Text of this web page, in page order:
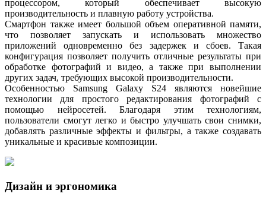
процессором, который обеспечивает высокую
производительность и плавную работу устройства.
Смартфон также имеет большой объем оперативной памяти,
что позволяет запускать и использовать множество
приложений одновременно без задержек и сбоев. Такая
конфигурация позволяет получить отличные результаты при
обработке фотографий и видео, а также при выполнении
других задач, требующих высокой производительности.
Особенностью Samsung Galaxy S24 являются новейшие
технологии для простого редактирования фотографий с
помощью нейросетей. Благодаря этим технологиям,
пользователи смогут легко и быстро улучшать свои снимки,
добавлять различные эффекты и фильтры, а также создавать
уникальные и красивые композиции.
Дизайн и эргономика